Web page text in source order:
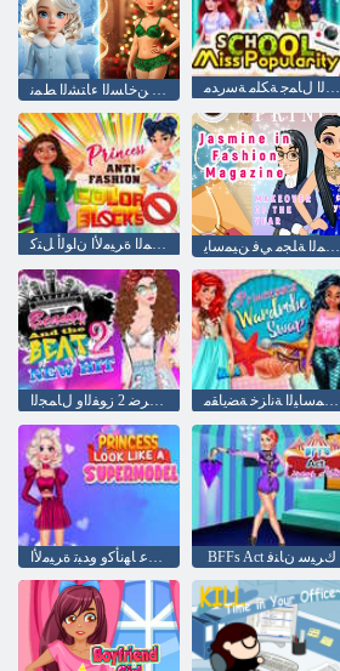
ﺔﻴﺒﻌﺸﻟﺍ ﻝﺎﻤﺟ ﺔﻜﻠﻣ ﺔﺳﺭﺪﻣ
ءﺎﻳﺯﻸ ﻟ ﺓﺩﺎﻀﻤﻟﺍ ﺓﺮﻴﻣﻷ ﺍ ﻥﺍﻮﻟﺃ ﻞﺘﻛ ﺔﺿﻮﻤﻟﺍ ﺔﻠﺠﻣ ﻲﻓ ﻦﻴﻤﺳﺎﻳ
ﺪﻳﺪﺟ ﺏﺮﺿ 2 ﺯﻮﻔﻟﺍﻭ ﻝﺎﻤﺠﻟﺍ ﻞﻴﻳﺭﺁﻭ ﻦﻴﻤﺳﺎﻴﻟﺍ ﺔﻧﺍﺰﺧ ﺔﻀﻳﺎﻘﻣ
ءﺎﻳﺯﺃ ﺔﺿﺭﺎﻋ ﺎﻬﻧﺄﻛﻭ ﻭﺪﺒﺗ ﺓﺮﻴﻣﻷ ﺍ BFFs Act ﻙﺮﻴﺳ ﻥﺎﻨﻓ